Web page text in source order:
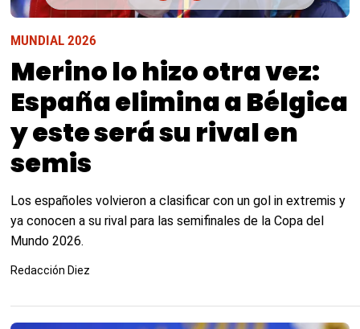
MUNDIAL 2026
Merino lo hizo otra vez:
España elimina a Bélgica
y este será su rival en
semis
Los españoles volvieron a clasificar con un gol in extremis y
ya conocen a su rival para las semifinales de la Copa del
Mundo 2026.
Redacción Diez